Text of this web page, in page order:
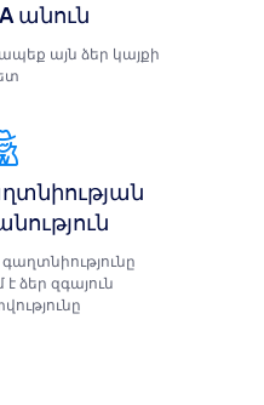
անուն
այն ձեր կայքի
ձեր զգայուն